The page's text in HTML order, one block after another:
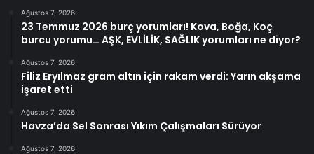
Ağustos 7, 2026
23 Temmuz 2026 burç yorumları! Kova, Boğa, Koç
burcu yorumu… AŞK, EVLİLİK, SAĞLIK yorumları ne diyor?
Ağustos 7, 2026
Filiz Eryılmaz gram altın için rakam verdi: Yarın akşama
işaret etti
Ağustos 7, 2026
Havza’da Sel Sonrası Yıkım Çalışmaları Sürüyor
Ağustos 7, 2026